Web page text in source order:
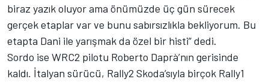
biraz yazık oluyor ama önümüzde üç gün sürecek
gerçek etaplar var ve bunu sabırsızlıkla bekliyorum. Bu
etapta Dani ile yarışmak da özel bir histi” dedi.
Sordo ise WRC2 pilotu Roberto Daprà’nın gerisinde
kaldı. İtalyan sürücü, Rally2 Skoda’sıyla birçok Rally1